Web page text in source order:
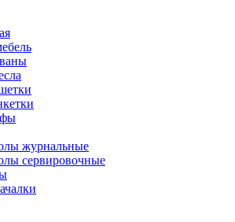
журнальные
сервировочные